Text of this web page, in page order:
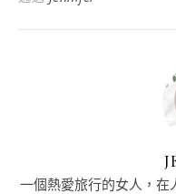
一個熱愛旅行的女人，在